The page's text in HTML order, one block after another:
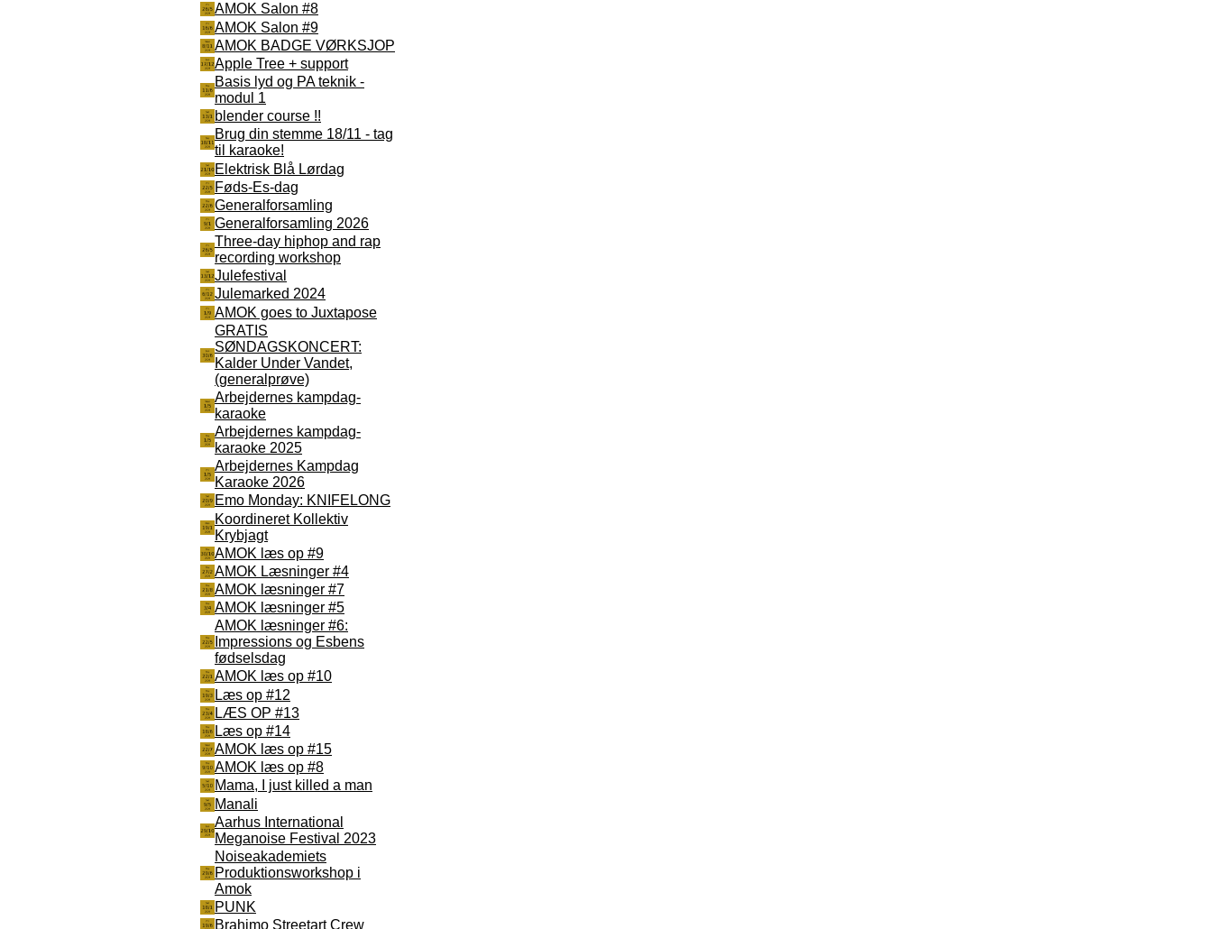
AMOK Salon #8
AMOK Salon #9
AMOK BADGE VØRKSJOP
Apple Tree + support
Basis lyd og PA teknik -
modul 1
blender course !!
Brug din stemme 18/11 - tag
til karaoke!
Elektrisk Blå Lørdag
Føds-Es-dag
Generalforsamling
Generalforsamling 2026
Three-day hiphop and rap
recording workshop
Julefestival
Julemarked 2024
AMOK goes to Juxtapose
GRATIS
SØNDAGSKONCERT:
Kalder Under Vandet,
(generalprøve)
Arbejdernes kampdag-
karaoke
Arbejdernes kampdag-
karaoke 2025
Arbejdernes Kampdag
Karaoke 2026
Emo Monday: KNIFELONG
Koordineret Kollektiv
Krybjagt
AMOK læs op #9
AMOK Læsninger #4
AMOK læsninger #7
AMOK læsninger #5
AMOK læsninger #6:
Impressions og Esbens
fødselsdag
AMOK læs op #10
Læs op #12
LÆS OP #13
Læs op #14
AMOK læs op #15
AMOK læs op #8
Mama, I just killed a man
Manali
Aarhus International
Meganoise Festival 2023
Noiseakademiets
Produktionsworkshop i
Amok
PUNK
Brahimo Streetart Crew